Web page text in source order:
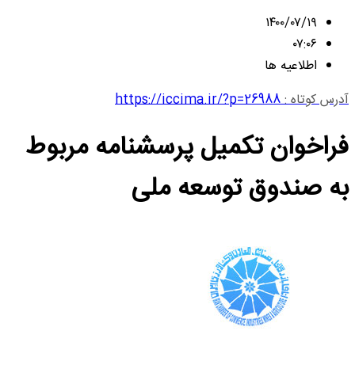
۱۴۰۰/۰۷/۱۹
۰۷:۰۶
اطلاعیه ها
آدرس کوتاه :https://iccima.ir/?p=26988
فراخوان تکمیل پرسشنامه مربوط
به صندوق توسعه ملی